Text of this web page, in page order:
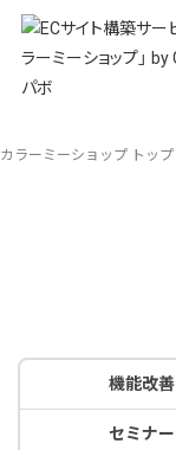
カラーミーショップ トップ
機能改善
セミナー